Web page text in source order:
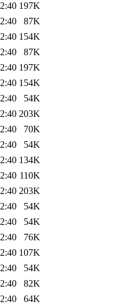
197K
87K
154K
87K
197K
154K
54K
203K
70K
54K
134K
110K
203K
54K
54K
76K
107K
54K
82K
64K